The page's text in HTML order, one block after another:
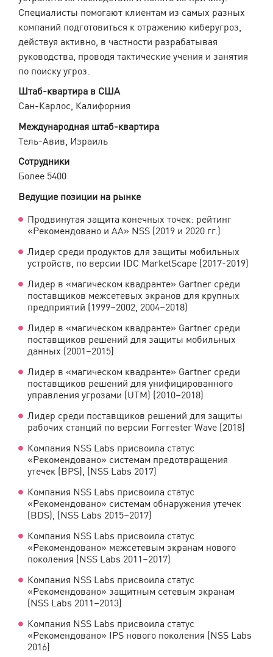
Специалисты помогают клиентам из самых разных
компаний подготовиться к отражению киберугроз,
действуя активно, в частности разрабатывая
руководства, проводя тактические учения и занятия
по поиску угроз.
Штаб-квартира в США
Сан-Карлос, Калифорния
Международная штаб-квартира
Тель-Авив, Израиль
Сотрудники
Более 5400
Ведущие позиции на рынке
Продвинутая защита конечных точек: рейтинг
«Рекомендовано и AA» NSS (2019 и 2020 гг.)
Лидер среди продуктов для защиты мобильных
устройств, по версии IDC MarketScape (2017-2019)
Лидер в «магическом квадранте» Gartner среди
поставщиков межсетевых экранов для крупных
предприятий (1999–2002, 2004–2018)
Лидер в «магическом квадранте» Gartner среди
поставщиков решений для защиты мобильных
данных (2001–2015)
Лидер в «магическом квадранте» Gartner среди
поставщиков решений для унифицированного
управления угрозами (UTM) (2010–2018)
Лидер среди поставщиков решений для защиты
рабочих станций по версии Forrester Wave (2018)
Компания NSS Labs присвоила статус
«Рекомендовано» системам предотвращения
утечек (BPS), (NSS Labs 2017)
Компания NSS Labs присвоила статус
«Рекомендовано» системам обнаружения утечек
(BDS), (NSS Labs 2015–2017)
Компания NSS Labs присвоила статус
«Рекомендовано» межсетевым экранам нового
поколения (NSS Labs 2011–2017)
Компания NSS Labs присвоила статус
«Рекомендовано» защитным сетевым экранам
(NSS Labs 2011–2013)
Компания NSS Labs присвоила статус
«Рекомендовано» IPS нового поколения (NSS Labs
2016)